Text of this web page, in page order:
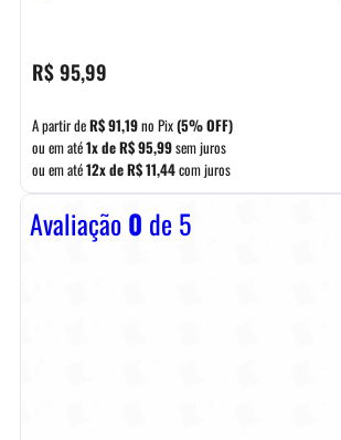
R$95,99
A partir deR$91,19no Pix(5% OFF)
ou em até1x deR$95,99sem juros
ou em até12x deR$11,44com juros
Avaliação0 de 5